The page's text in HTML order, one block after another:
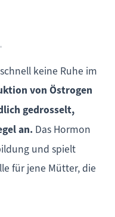
keine Ruhe im
von Östrogen
gedrosselt,
an. Das Hormon
und spielt
für jene Mütter, die